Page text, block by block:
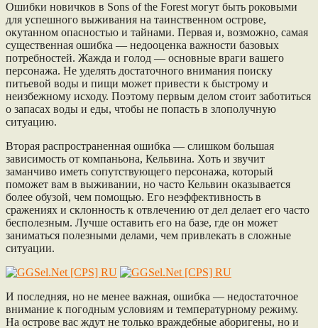
Ошибки новичков в Sons of the Forest могут быть роковыми
для успешного выживания на таинственном острове,
окутанном опасностью и тайнами. Первая и, возможно, самая
существенная ошибка — недооценка важности базовых
потребностей. Жажда и голод — основные враги вашего
персонажа. Не уделять достаточного внимания поиску
питьевой воды и пищи может привести к быстрому и
неизбежному исходу. Поэтому первым делом стоит заботиться
о запасах воды и еды, чтобы не попасть в злополучную
ситуацию.
Вторая распространенная ошибка — слишком большая
зависимость от компаньона, Кельвина. Хоть и звучит
заманчиво иметь сопутствующего персонажа, который
поможет вам в выживании, но часто Кельвин оказывается
более обузой, чем помощью. Его неэффективность в
сражениях и склонность к отвлечению от дел делает его часто
бесполезным. Лучше оставить его на базе, где он может
заниматься полезными делами, чем привлекать в сложные
ситуации.
И последняя, но не менее важная, ошибка — недостаточное
внимание к погодным условиям и температурному режиму.
На острове вас ждут не только враждебные аборигены, но и